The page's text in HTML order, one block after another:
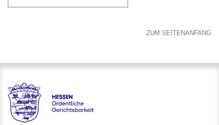
ZUM SEITENANFANG
Hessen - Ordentliche Gerichtsbarkeit Hessen